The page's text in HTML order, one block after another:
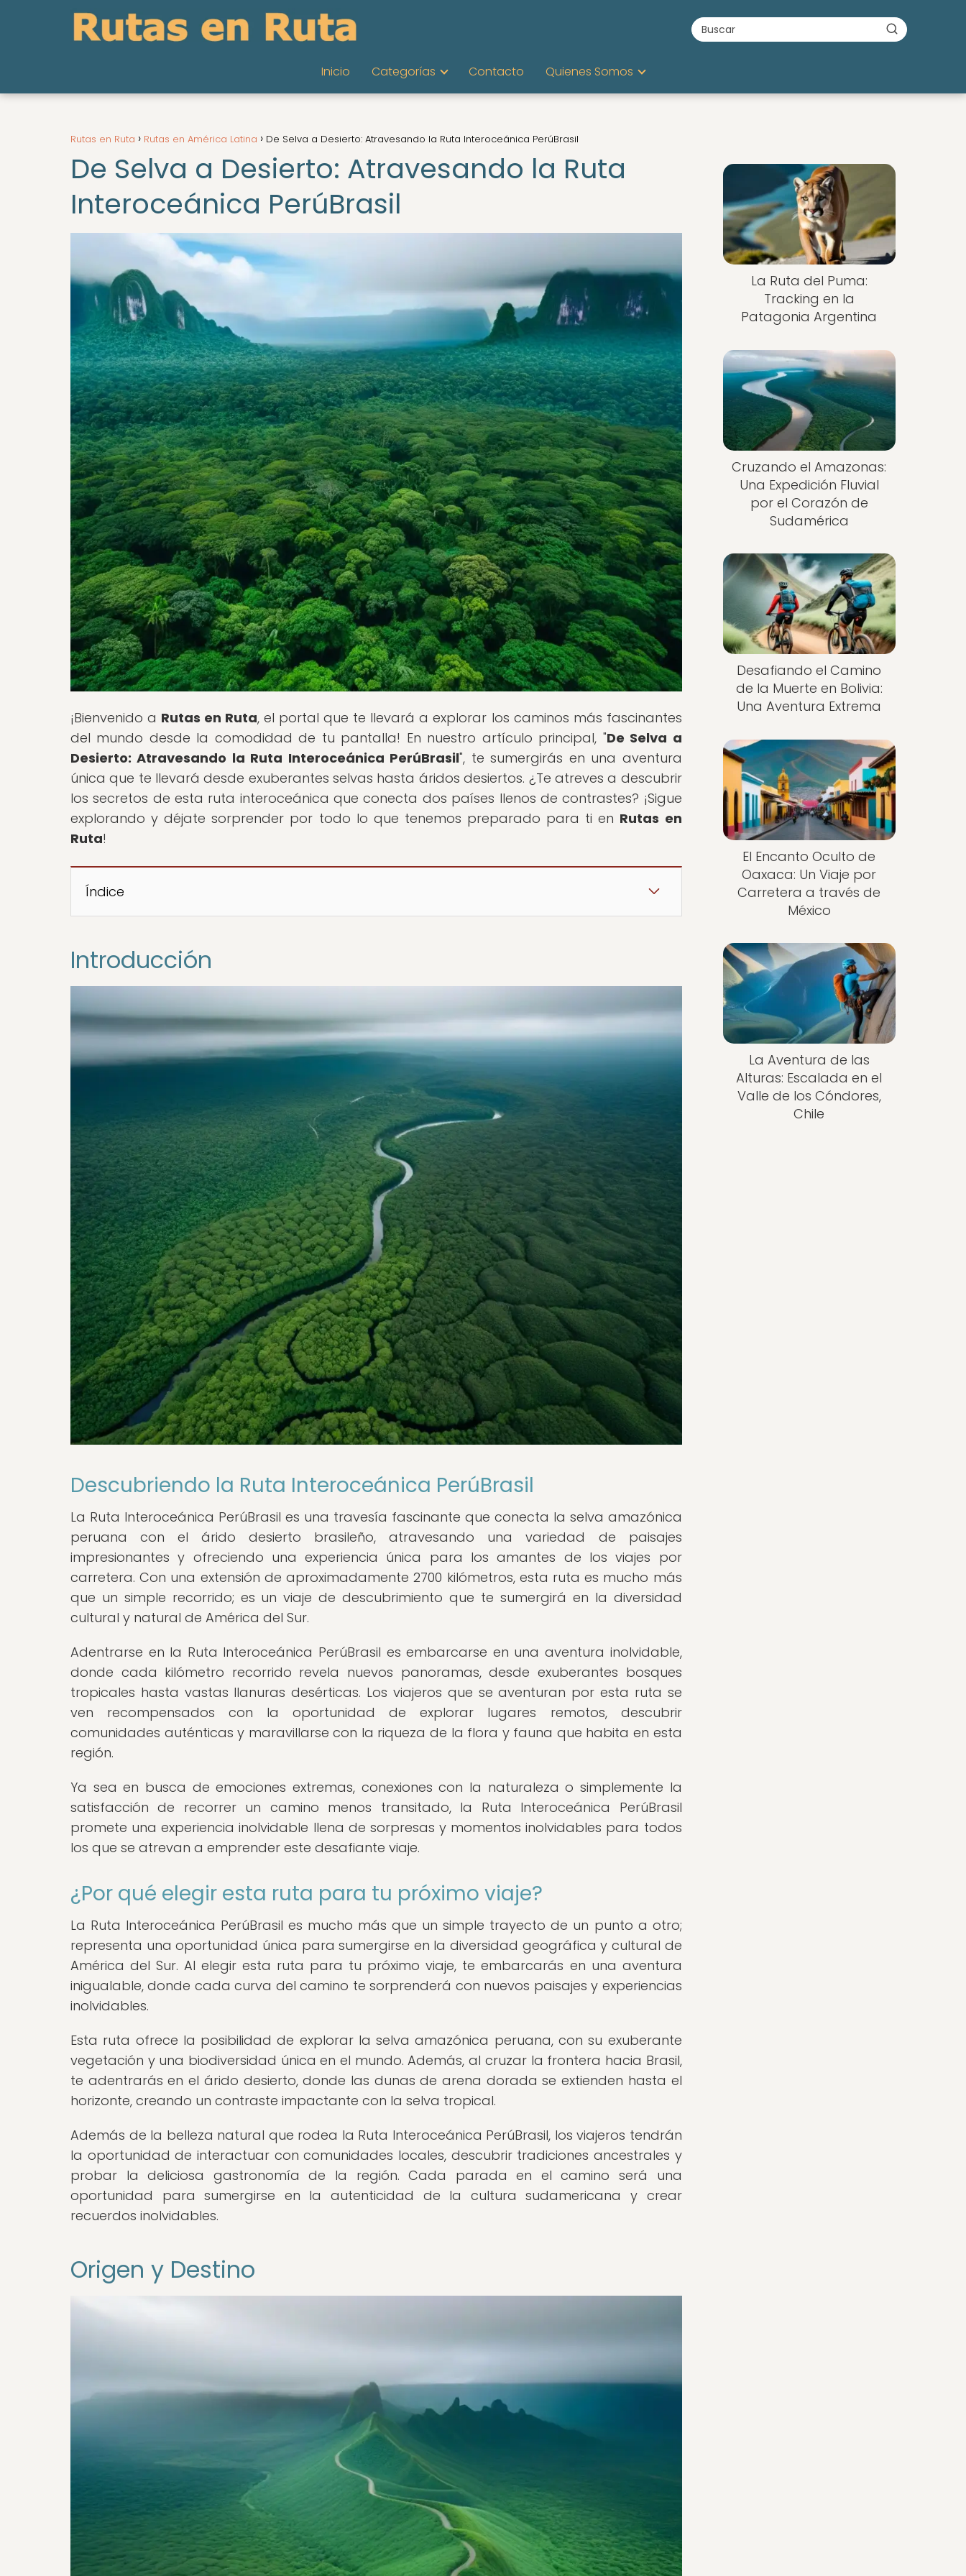
Inicio Categorías Contacto Quienes Somos
Rutas en Ruta Rutas en América Latina De Selva a Desierto: Atravesando la Ruta Interoceánica PerúBrasil
De Selva a Desierto: Atravesando la Ruta
Interoceánica PerúBrasil
¡Bienvenido a Rutas en Ruta, el portal que te llevará a explorar los caminos más fascinantes
del mundo desde la comodidad de tu pantalla! En nuestro artículo principal, "De Selva a
Desierto: Atravesando la Ruta Interoceánica PerúBrasil", te sumergirás en una aventura
única que te llevará desde exuberantes selvas hasta áridos desiertos. ¿Te atreves a descubrir
los secretos de esta ruta interoceánica que conecta dos países llenos de contrastes? ¡Sigue
explorando y déjate sorprender por todo lo que tenemos preparado para ti en Rutas en
Ruta!
Índice
Introducción
Descubriendo la Ruta Interoceánica PerúBrasil
La Ruta Interoceánica PerúBrasil es una travesía fascinante que conecta la selva amazónica
peruana con el árido desierto brasileño, atravesando una variedad de paisajes
impresionantes y ofreciendo una experiencia única para los amantes de los viajes por
carretera. Con una extensión de aproximadamente 2700 kilómetros, esta ruta es mucho más
que un simple recorrido; es un viaje de descubrimiento que te sumergirá en la diversidad
cultural y natural de América del Sur.
Adentrarse en la Ruta Interoceánica PerúBrasil es embarcarse en una aventura inolvidable,
donde cada kilómetro recorrido revela nuevos panoramas, desde exuberantes bosques
tropicales hasta vastas llanuras desérticas. Los viajeros que se aventuran por esta ruta se
ven recompensados con la oportunidad de explorar lugares remotos, descubrir
comunidades auténticas y maravillarse con la riqueza de la flora y fauna que habita en esta
región.
Ya sea en busca de emociones extremas, conexiones con la naturaleza o simplemente la
satisfacción de recorrer un camino menos transitado, la Ruta Interoceánica PerúBrasil
promete una experiencia inolvidable llena de sorpresas y momentos inolvidables para todos
los que se atrevan a emprender este desafiante viaje.
¿Por qué elegir esta ruta para tu próximo viaje?
La Ruta Interoceánica PerúBrasil es mucho más que un simple trayecto de un punto a otro;
representa una oportunidad única para sumergirse en la diversidad geográfica y cultural de
América del Sur. Al elegir esta ruta para tu próximo viaje, te embarcarás en una aventura
inigualable, donde cada curva del camino te sorprenderá con nuevos paisajes y experiencias
inolvidables.
Esta ruta ofrece la posibilidad de explorar la selva amazónica peruana, con su exuberante
vegetación y una biodiversidad única en el mundo. Además, al cruzar la frontera hacia Brasil,
te adentrarás en el árido desierto, donde las dunas de arena dorada se extienden hasta el
horizonte, creando un contraste impactante con la selva tropical.
Además de la belleza natural que rodea la Ruta Interoceánica PerúBrasil, los viajeros tendrán
la oportunidad de interactuar con comunidades locales, descubrir tradiciones ancestrales y
probar la deliciosa gastronomía de la región. Cada parada en el camino será una
oportunidad para sumergirse en la autenticidad de la cultura sudamericana y crear
recuerdos inolvidables.
Origen y Destino
La Ruta del Puma:
Tracking en la
Patagonia Argentina
Cruzando el Amazonas:
Una Expedición Fluvial
por el Corazón de
Sudamérica
Desafiando el Camino
de la Muerte en Bolivia:
Una Aventura Extrema
El Encanto Oculto de
Oaxaca: Un Viaje por
Carretera a través de
México
La Aventura de las
Alturas: Escalada en el
Valle de los Cóndores,
Chile